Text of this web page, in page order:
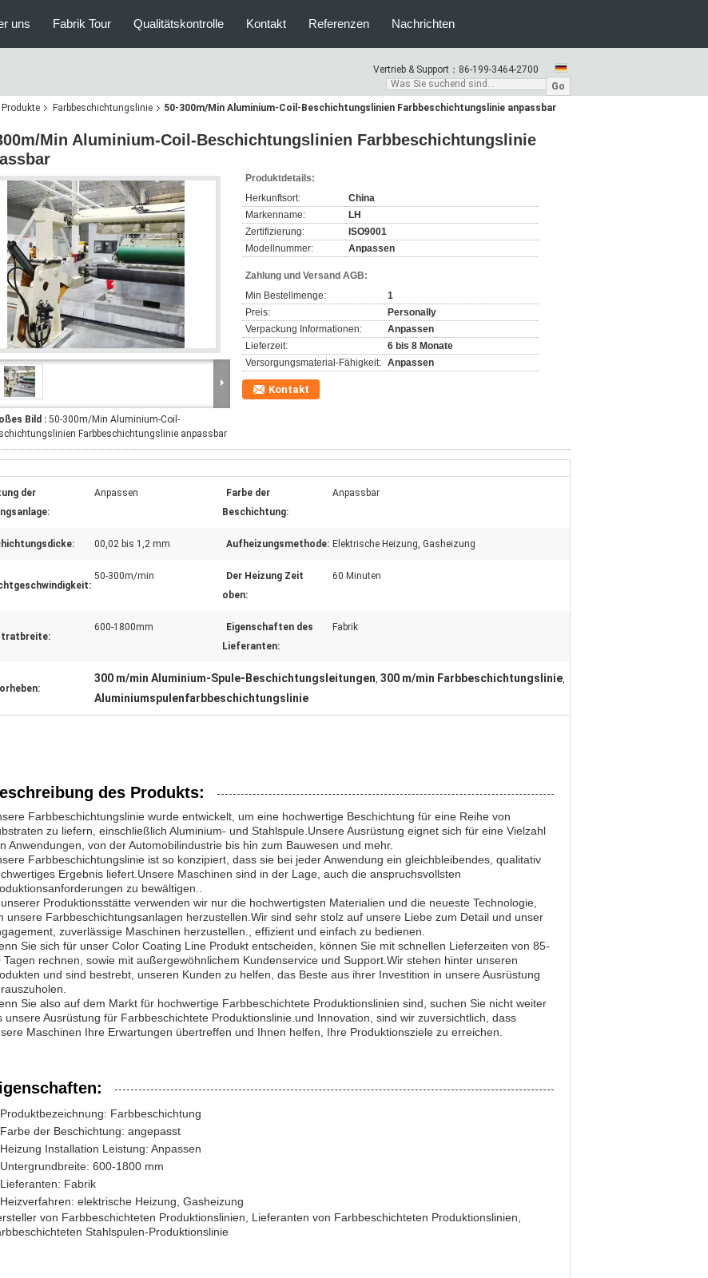
uns Fabrik Tour Qualitätskontrolle Kontakt Referenzen Nachrichten
Vertrieb & Support： 86-199-3464-2700
Go
Produkte Farbbeschichtungslinie 50-300m/Min Aluminium-Coil-Beschichtungslinien Farbbeschichtungslinie anpassbar
Min Aluminium-Coil-Beschichtungslinien Farbbeschichtungslinie
Bild : 50-300m/Min Aluminium-Coil-
Farbbeschichtungslinie anpassbar
Produktdetails:
Herkunftsort:
China
Markenname:
LH
Zertifizierung:
ISO9001
Modellnummer:
Anpassen
Zahlung und Versand AGB:
Min Bestellmenge:
1
Preis:
Personally
Verpackung Informationen:
Anpassen
Lieferzeit:
6 bis 8 Monate
Versorgungsmaterial-Fähigkeit: Anpassen
Kontakt
der
Anpassen
Farbe der
Beschichtung:
Anpassbar
00,02 bis 1,2 mm Aufheizungsmethode: Elektrische Heizung, Gasheizung
50-300m/min
Der Heizung Zeit
oben:
60 Minuten
600-1800mm
Eigenschaften des
Lieferanten:
Fabrik
300 m/min Aluminium-Spule-Beschichtungsleitungen, 300 m/min Farbbeschichtungslinie,
Aluminiumspulenfarbbeschichtungslinie
des Produkts:
Farbbeschichtungslinie wurde entwickelt, um eine hochwertige Beschichtung für eine Reihe von
zu liefern, einschließlich Aluminium- und Stahlspule.Unsere Ausrüstung eignet sich für eine Vielzahl
Anwendungen, von der Automobilindustrie bis hin zum Bauwesen und mehr.
Farbbeschichtungslinie ist so konzipiert, dass sie bei jeder Anwendung ein gleichbleibendes, qualitativ
Ergebnis liefert.Unsere Maschinen sind in der Lage, auch die anspruchsvollsten
zu bewältigen..
Produktionsstätte verwenden wir nur die hochwertigsten Materialien und die neueste Technologie,
unsere Farbbeschichtungsanlagen herzustellen.Wir sind sehr stolz auf unsere Liebe zum Detail und unser
zuverlässige Maschinen herzustellen., effizient und einfach zu bedienen.
Sie sich für unser Color Coating Line Produkt entscheiden, können Sie mit schnellen Lieferzeiten von 85-
Tagen rechnen, sowie mit außergewöhnlichem Kundenservice und Support.Wir stehen hinter unseren
und sind bestrebt, unseren Kunden zu helfen, das Beste aus ihrer Investition in unsere Ausrüstung
Sie also auf dem Markt für hochwertige Farbbeschichtete Produktionslinien sind, suchen Sie nicht weiter
unsere Ausrüstung für Farbbeschichtete Produktionslinie.und Innovation, sind wir zuversichtlich, dass
Maschinen Ihre Erwartungen übertreffen und Ihnen helfen, Ihre Produktionsziele zu erreichen.
Produktbezeichnung: Farbbeschichtung
Farbe der Beschichtung: angepasst
Heizung Installation Leistung: Anpassen
Untergrundbreite: 600-1800 mm
Lieferanten: Fabrik
Heizverfahren: elektrische Heizung, Gasheizung
von Farbbeschichteten Produktionslinien, Lieferanten von Farbbeschichteten Produktionslinien,
Stahlspulen-Produktionslinie